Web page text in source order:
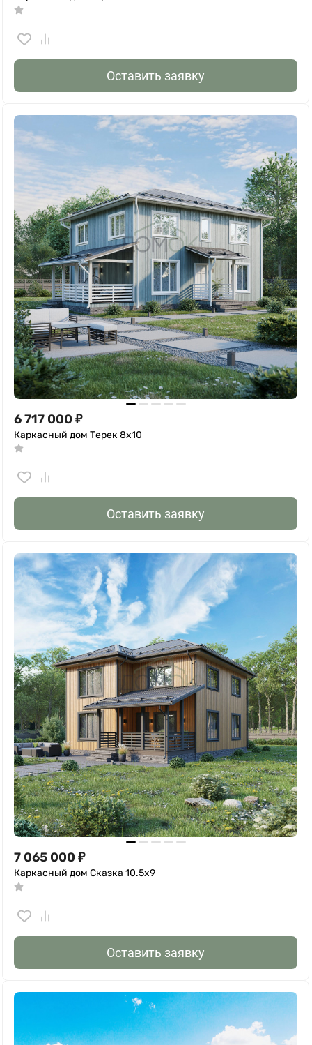
Оставить заявку
6 717 000 ₽
Каркасный дом Терек 8х10
Оставить заявку
7 065 000 ₽
Каркасный дом Сказка 10.5х9
Оставить заявку